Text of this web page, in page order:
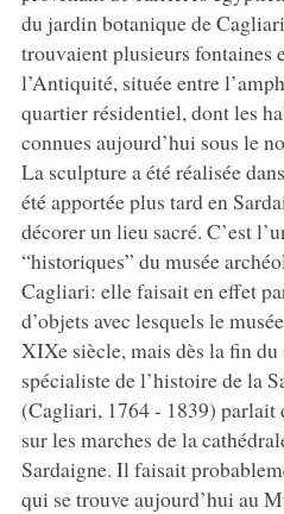
du jardin botanique de
trouvaient plusieurs fontaines
l’Antiquité, située entre
quartier résidentiel, dont les
connues aujourd’hui sous le
La sculpture a été réalisée
été apportée plus tard en
décorer un lieu sacré. C’est
“historiques” du musée
Cagliari: elle faisait en effet
d’objets avec lesquels le
XIXe siècle, mais dès la fin du
spécialiste de l’histoire de la
(Cagliari, 1764 - 1839) parlait
sur les marches de la
Sardaigne. Il faisait
qui se trouve aujourd’hui au